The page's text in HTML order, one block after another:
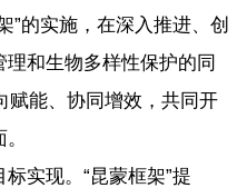
”的实施，在深入推进、创
和生物多样性保护的同
赋能、协同增效，共同开
实现。“昆蒙框架”提